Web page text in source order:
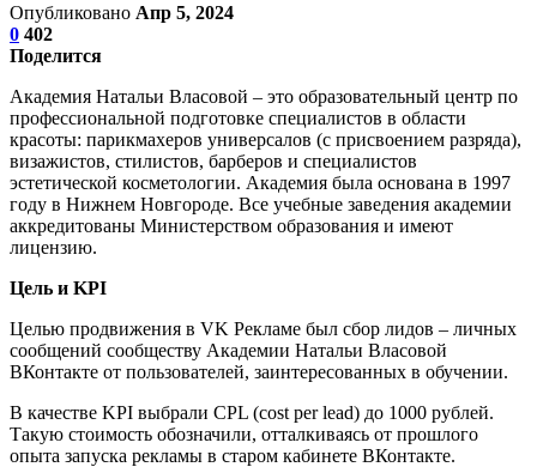
Опубликовано Апр 5, 2024
0 402
Поделится
Академия Натальи Власовой – это образовательный центр по
профессиональной подготовке специалистов в области
красоты: парикмахеров универсалов (с присвоением разряда),
визажистов, стилистов, барберов и специалистов
эстетической косметологии. Академия была основана в 1997
году в Нижнем Новгороде. Все учебные заведения академии
аккредитованы Министерством образования и имеют
лицензию.
Цель и KPI
Целью продвижения в VK Рекламе был сбор лидов – личных
сообщений сообществу Академии Натальи Власовой
ВКонтакте от пользователей, заинтересованных в обучении.
В качестве KPI выбрали CPL (cost per lead) до 1000 рублей.
Такую стоимость обозначили, отталкиваясь от прошлого
опыта запуска рекламы в старом кабинете ВКонтакте.